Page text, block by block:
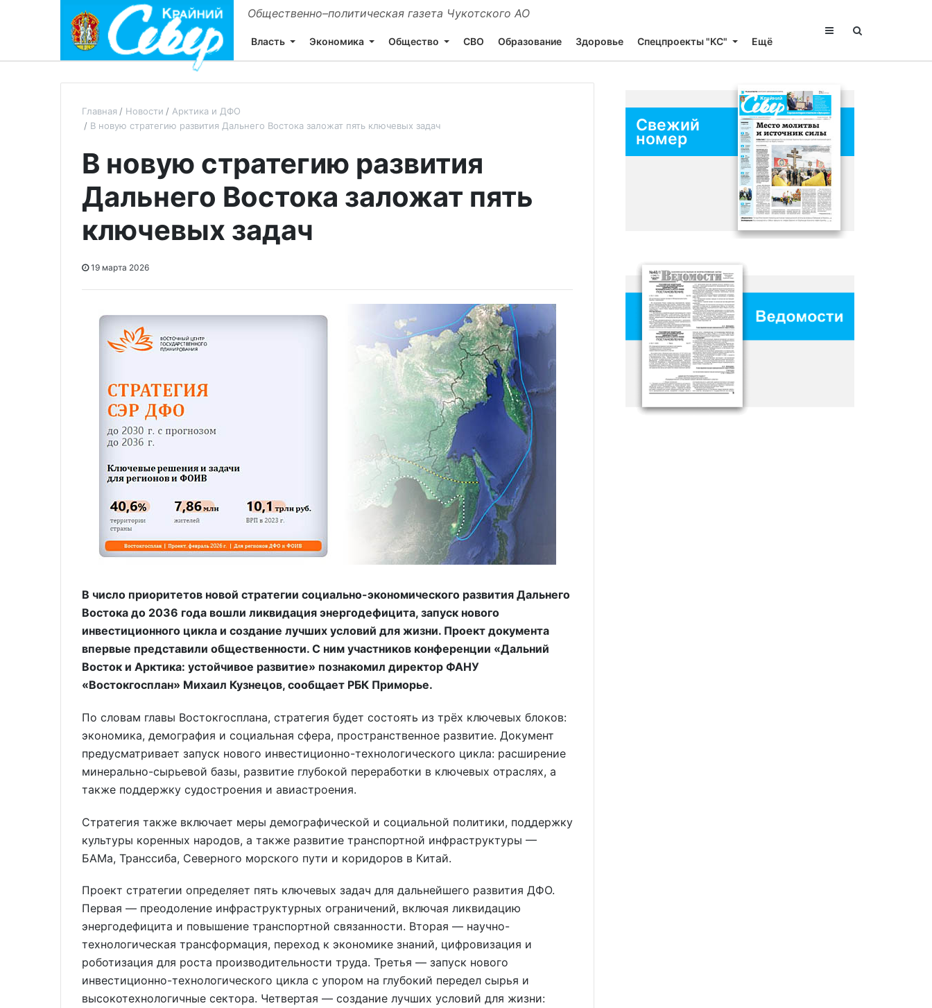
Общественно–политическая газета Чукотского АО
Власть Экономика Общество СВО Образование Здоровье Спецпроекты "КС" Ещё
Главная Новости
Арктика и ДФО
В новую стратегию развития Дальнего Востока заложат пять ключевых задач
В новую стратегию развития
Дальнего Востока заложат пять
ключевых задач
19 марта 2026
В число приоритетов новой стратегии социально-экономического развития Дальнего
Востока до 2036 года вошли ликвидация энергодефицита, запуск нового
инвестиционного цикла и создание лучших условий для жизни. Проект документа
впервые представили общественности. С ним участников конференции «Дальний
Восток и Арктика: устойчивое развитие» познакомил директор ФАНУ
«Востокгосплан» Михаил Кузнецов, сообщает РБК Приморье.
По словам главы Востокгосплана, стратегия будет состоять из трёх ключевых блоков:
экономика, демография и социальная сфера, пространственное развитие. Документ
предусматривает запуск нового инвестиционно-технологического цикла: расширение
минерально-сырьевой базы, развитие глубокой переработки в ключевых отраслях, а
также поддержку судостроения и авиастроения.
Стратегия также включает меры демографической и социальной политики, поддержку
культуры коренных народов, а также развитие транспортной инфраструктуры —
БАМа, Транссиба, Северного морского пути и коридоров в Китай.
Проект стратегии определяет пять ключевых задач для дальнейшего развития ДФО.
Первая — преодоление инфраструктурных ограничений, включая ликвидацию
энергодефицита и повышение транспортной связанности. Вторая — научно-
технологическая трансформация, переход к экономике знаний, цифровизация и
роботизация для роста производительности труда. Третья — запуск нового
инвестиционно-технологического цикла с упором на глубокий передел сырья и
высокотехнологичные сектора. Четвертая — создание лучших условий для жизни:
Свежий
номер